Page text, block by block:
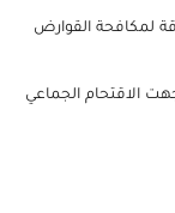
لمكافحة القوارض
الاقتحام الجماعي